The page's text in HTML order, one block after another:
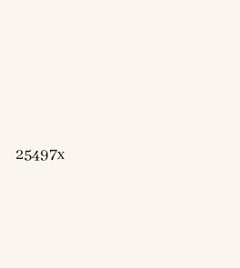
25497x